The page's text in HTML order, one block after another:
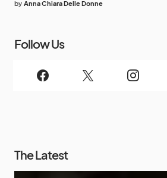
by Anna Chiara Delle Donne
Follow Us
The Latest